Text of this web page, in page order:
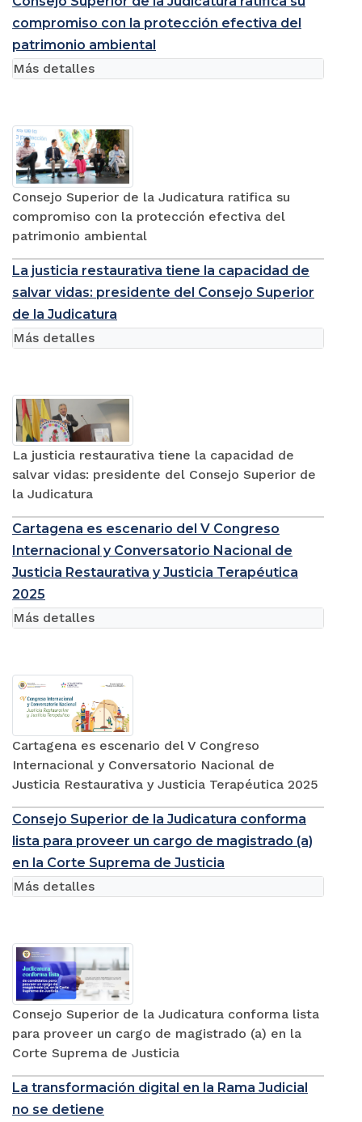
compromiso con la protección efectiva del
patrimonio ambiental
Consejo Superior de la Judicatura ratifica su
compromiso con la protección efectiva del
patrimonio ambiental
Más detalles
La justicia restaurativa tiene la capacidad de
salvar vidas: presidente del Consejo Superior
de la Judicatura
La justicia restaurativa tiene la capacidad de
salvar vidas: presidente del Consejo Superior de
la Judicatura
Más detalles
Cartagena es escenario del V Congreso
Internacional y Conversatorio Nacional de
Justicia Restaurativa y Justicia Terapéutica
2025
Cartagena es escenario del V Congreso
Internacional y Conversatorio Nacional de
Justicia Restaurativa y Justicia Terapéutica 2025
Más detalles
Consejo Superior de la Judicatura conforma
lista para proveer un cargo de magistrado (a)
en la Corte Suprema de Justicia
Consejo Superior de la Judicatura conforma lista
para proveer un cargo de magistrado (a) en la
Corte Suprema de Justicia
Más detalles
La transformación digital en la Rama Judicial
no se detiene